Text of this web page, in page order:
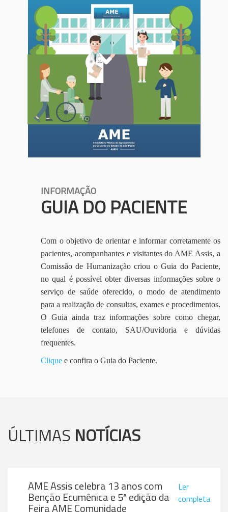
INFORMAÇÃO
GUIA DO PACIENTE
Com o objetivo de orientar e informar corretamente os
pacientes, acompanhantes e visitantes do AME Assis, a
Comissão de Humanização criou o Guia do Paciente,
no qual é possível obter diversas informações sobre o
serviço de saúde oferecido, o modo de atendimento
para a realização de consultas, exames e procedimentos.
O Guia ainda traz informações sobre como chegar,
telefones de contato, SAU/Ouvidoria e dúvidas
frequentes.
Clique e confira o Guia do Paciente.
ÚLTIMAS NOTÍCIAS
AME Assis celebra 13 anos com
Benção Ecumênica e 5ª edição da
Feira AME Comunidade
Ler
completa